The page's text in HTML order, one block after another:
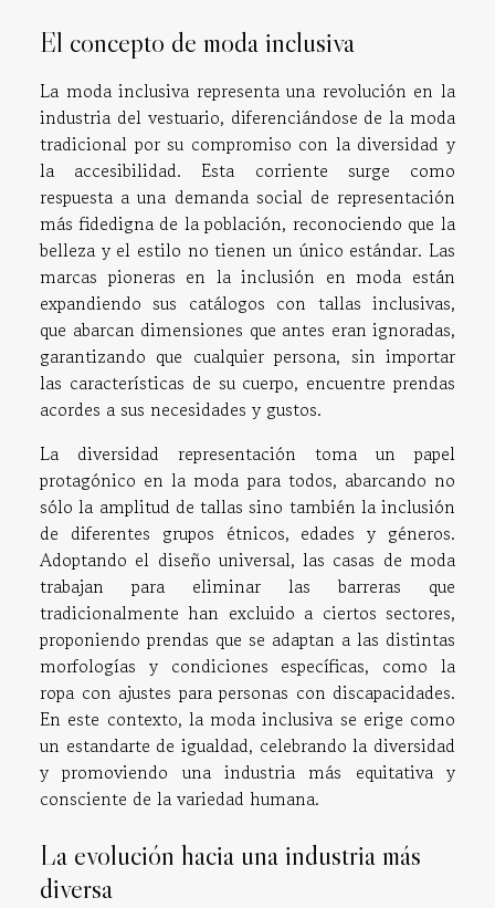
El concepto de moda inclusiva
La moda inclusiva representa una revolución en la
industria del vestuario, diferenciándose de la moda
tradicional por su compromiso con la diversidad y
la accesibilidad. Esta corriente surge como
respuesta a una demanda social de representación
más fidedigna de la población, reconociendo que la
belleza y el estilo no tienen un único estándar. Las
marcas pioneras en la inclusión en moda están
expandiendo sus catálogos con tallas inclusivas,
que abarcan dimensiones que antes eran ignoradas,
garantizando que cualquier persona, sin importar
las características de su cuerpo, encuentre prendas
acordes a sus necesidades y gustos.
La diversidad representación toma un papel
protagónico en la moda para todos, abarcando no
sólo la amplitud de tallas sino también la inclusión
de diferentes grupos étnicos, edades y géneros.
Adoptando el diseño universal, las casas de moda
trabajan para eliminar las barreras que
tradicionalmente han excluido a ciertos sectores,
proponiendo prendas que se adaptan a las distintas
morfologías y condiciones específicas, como la
ropa con ajustes para personas con discapacidades.
En este contexto, la moda inclusiva se erige como
un estandarte de igualdad, celebrando la diversidad
y promoviendo una industria más equitativa y
consciente de la variedad humana.
La evolución hacia una industria más
diversa